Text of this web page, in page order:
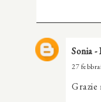
Sonia
27
Grazie